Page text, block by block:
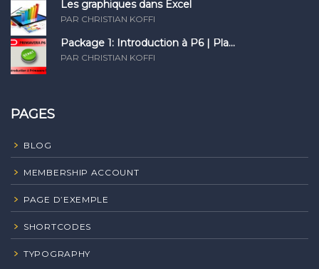
Les graphiques dans Excel
PAR CHRISTIAN KOFFI
Package 1: Introduction à P6 | Pla...
PAR CHRISTIAN KOFFI
PAGES
BLOG
MEMBERSHIP ACCOUNT
PAGE D’EXEMPLE
SHORTCODES
TYPOGRAPHY